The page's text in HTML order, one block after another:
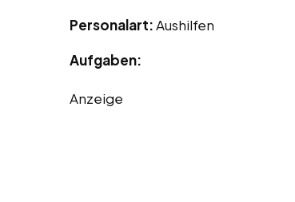
Personalart:Aushilfen
Aufgaben:
Anzeige